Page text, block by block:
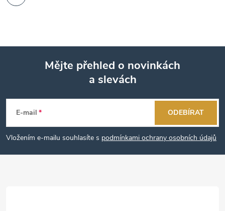
p
a
Mějte přehled o novinkách
a slevách
E-mail
Vložením e-mailu souhlasíte s podmínkami ochrany osobních údajů
ODEBÍRAT